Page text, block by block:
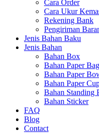
Cara Order
Cara Ukur
Rekening Bank
Pengiriman
Jenis Bahan Baku
Jenis Bahan
Bahan Box
Bahan Paper Bag
Bahan Paper
Bahan Paper
Bahan Standing
Bahan Sticker
FAQ
Blog
Contact